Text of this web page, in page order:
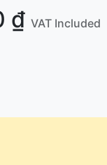
₫ VAT Included